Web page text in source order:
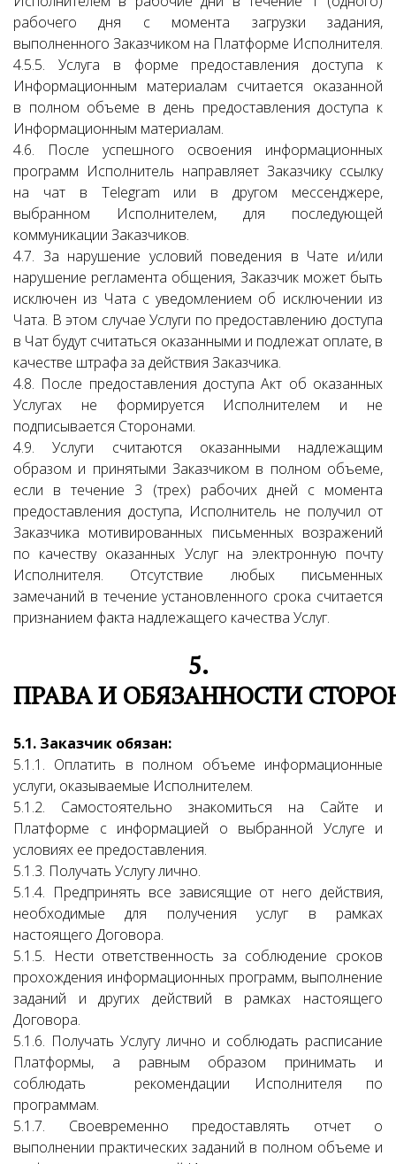
рабочего дня с момента загрузки задания,
выполненного Заказчиком на Платформе Исполнителя.
4.5.5. Услуга в форме предоставления доступа к
Информационным материалам считается оказанной
в полном объеме в день предоставления доступа к
Информационным материалам.
4.6. После успешного освоения информационных
программ Исполнитель направляет Заказчику ссылку
на чат в Telegram или в другом мессенджере,
выбранном Исполнителем, для последующей
коммуникации Заказчиков.
4.7. За нарушение условий поведения в Чате и/или
нарушение регламента общения, Заказчик может быть
исключен из Чата с уведомлением об исключении из
Чата. В этом случае Услуги по предоставлению доступа
в Чат будут считаться оказанными и подлежат оплате, в
качестве штрафа за действия Заказчика.
4.8. После предоставления доступа Акт об оказанных
Услугах не формируется Исполнителем и не
подписывается Сторонами.
4.9. Услуги считаются оказанными надлежащим
образом и принятыми Заказчиком в полном объеме,
если в течение 3 (трех) рабочих дней с момента
предоставления доступа, Исполнитель не получил от
Заказчика мотивированных письменных возражений
по качеству оказанных Услуг на электронную почту
Исполнителя. Отсутствие любых письменных
замечаний в течение установленного срока считается
признанием факта надлежащего качества Услуг.
5.
ПРАВА И ОБЯЗАННОСТИ
5.1. Заказчик обязан:
5.1.1. Оплатить в полном объеме информационные
услуги, оказываемые Исполнителем.
5.1.2. Самостоятельно знакомиться на Сайте и
Платформе с информацией о выбранной Услуге и
условиях ее предоставления.
5.1.3. Получать Услугу лично.
5.1.4. Предпринять все зависящие от него действия,
необходимые для получения услуг в рамках
настоящего Договора.
5.1.5. Нести ответственность за соблюдение сроков
прохождения информационных программ, выполнение
заданий и других действий в рамках настоящего
Договора.
5.1.6. Получать Услугу лично и соблюдать расписание
Платформы, а равным образом принимать и
соблюдать рекомендации Исполнителя по
программам.
5.1.7. Своевременно предоставлять отчет о
выполнении практических заданий в полном объеме и